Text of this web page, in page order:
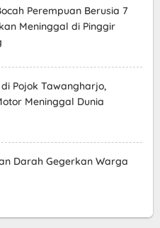
Perempuan Berusia 7
Meninggal di Pinggir
Pojok Tawangharjo,
Meninggal Dunia
Darah Gegerkan Warga